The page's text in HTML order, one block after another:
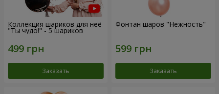
Коллекция шариков для неё
"Ты чудо!" - 5 шариков
Заказать
Фонтан шаров "Нежность"
Заказать